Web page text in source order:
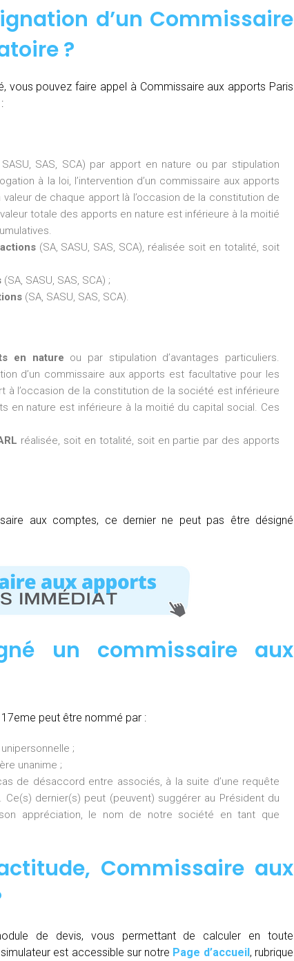
d’un Commissaire
?
vous pouvez faire appel à Commissaire aux apports Paris
SASU, SAS, SCA) par apport en nature ou par stipulation
à la loi, l’intervention d’un commissaire aux apports
de chaque apport là l’occasion de la constitution de
totale des apports en nature est inférieure à la moitié
(SA, SASU, SAS, SCA), réalisée soit en totalité, soit
(SA, SASU, SAS, SCA) ;
(SA, SASU, SAS, SCA).
en nature ou par stipulation d’avantages particuliers.
d’un commissaire aux apports est facultative pour les
à l’occasion de la constitution de la société est inférieure
en nature est inférieure à la moitié du capital social. Ces
réalisée, soit en totalité, soit en partie par des apports
aux comptes, ce dernier ne peut pas être désigné
un commissaire aux
peut être nommé par :
;
unanime ;
de désaccord entre associés, à la suite d’une requête
dernier(s) peut (peuvent) suggérer au Président du
appréciation, le nom de notre société en tant que
Commissaire aux
de devis, vous permettant de calculer en toute
est accessible sur notre Page d’accueil, rubrique